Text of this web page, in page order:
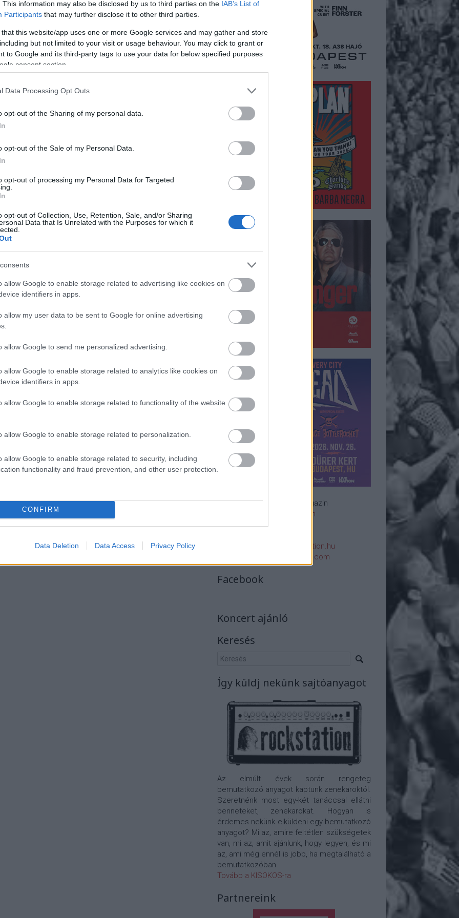
This information may also be disclosed by us to third parties on the IAB’s List of
Participants that may further disclose it to other third parties.
that this website/app uses one or more Google services and may gather and store
but not limited to your visit or usage behaviour. You may click to grant or
to Google and its third-party tags to use your data for below specified purposes
consent section.
Data Processing Opt Outs
opt-out of the Sharing of my personal data.
opt-out of the Sale of my Personal Data.
opt-out of processing my Personal Data for Targeted
opt-out of Collection, Use, Retention, Sale, and/or Sharing
Data that Is Unrelated with the Purposes for which it
allow Google to enable storage related to advertising like cookies on
identifiers in apps.
allow my user data to be sent to Google for online advertising
allow Google to send me personalized advertising.
allow Google to enable storage related to analytics like cookies on
identifiers in apps.
allow Google to enable storage related to functionality of the website
allow Google to enable storage related to personalization.
allow Google to enable storage related to security, including
functionality and fraud prevention, and other user protection.
CONFIRM
Data Deletion Data Access Privacy Policy
a két legendától.
Szólj hozzá!
dream theater john petrucci mike portnoy
api/trackback/id/13538431
Kommentek:
felhasználói tartalomnak minősülnek, értük a
nem vállal, azokat nem ellenőrzi. Kifogás esetén forduljon a blog
! ‐Belépés Facebookkal
Rockzenei magazin
Impresszum
rsszerk@rockstation.hu
rsszerk@gmail.com
Facebook
Koncert ajánló
Keresés
Így küldj nekünk sajtóanyagot
Az elmúlt évek során rengeteg
bemutatkozó anyagot kaptunk zenekaroktól.
Szeretnénk most egy-két tanáccsal ellátni
benneteket, zenekarokat. Hogyan is
érdemes nekünk elküldeni egy bemutatkozó
anyagot? Mi az, amire feltétlen szükségetek
van, mi az, amit ajánlunk, hogy legyen, és mi
az, ami még ennél is jobb, ha megtalálható a
bemutatkozóban.
Tovább a KISOKOS-ra
Partnereink